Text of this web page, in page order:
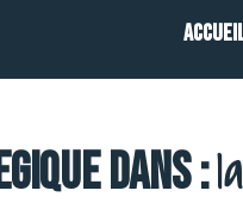
DANS :